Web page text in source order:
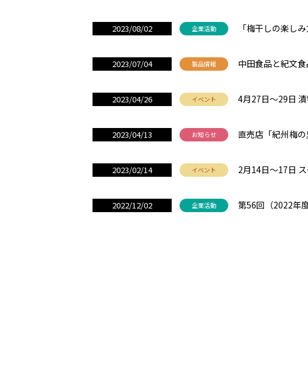
2023/08/02 企業活動 「梅干しの楽し
2023/07/04 製品情報 中田食品と紀文
2023/04/26 イベント 4月27日〜29日
2023/04/13 お知らせ 直売店「紀州梅
2023/02/14 イベント 2月14日～17日
2022/12/02 企業活動 第56回（2022年